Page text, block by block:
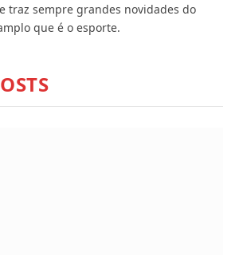
traz sempre grandes novidades do
que é o esporte.